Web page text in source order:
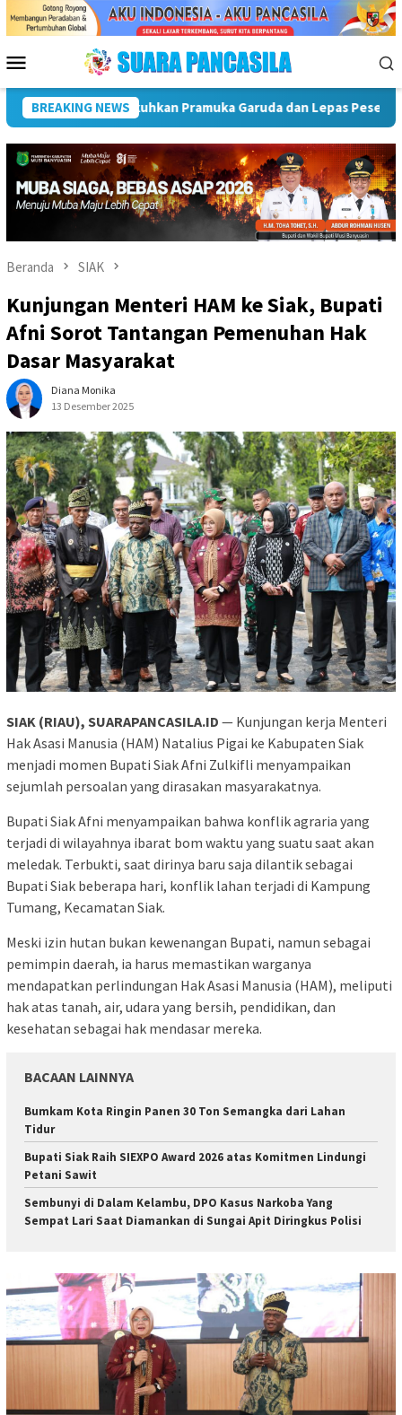
Menu
Mobile
BREAKING NEWS
2026 Maling Nekad! 31 Lembar Aluminium
Beranda SIAK
Kunjungan Menteri HAM ke Siak, Bupati
Afni Sorot Tantangan Pemenuhan Hak
Dasar Masyarakat
Diana Monika
13 Desember 2025
SIAK (RIAU), SUARAPANCASILA.ID — Kunjungan kerja Menteri
Hak Asasi Manusia (HAM) Natalius Pigai ke Kabupaten Siak
menjadi momen Bupati Siak Afni Zulkifli menyampaikan
sejumlah persoalan yang dirasakan masyarakatnya.
Bupati Siak Afni menyampaikan bahwa konflik agraria yang
terjadi di wilayahnya ibarat bom waktu yang suatu saat akan
meledak. Terbukti, saat dirinya baru saja dilantik sebagai
Bupati Siak beberapa hari, konflik lahan terjadi di Kampung
Tumang, Kecamatan Siak.
Meski izin hutan bukan kewenangan Bupati, namun sebagai
pemimpin daerah, ia harus memastikan warganya
mendapatkan perlindungan Hak Asasi Manusia (HAM), meliputi
hak atas tanah, air, udara yang bersih, pendidikan, dan
kesehatan sebagai hak mendasar mereka.
BACAAN LAINNYA
Bumkam Kota Ringin Panen 30 Ton Semangka dari Lahan
Tidur
Bupati Siak Raih SIEXPO Award 2026 atas Komitmen Lindungi
Petani Sawit
Sembunyi di Dalam Kelambu, DPO Kasus Narkoba Yang
Sempat Lari Saat Diamankan di Sungai Apit Diringkus Polisi